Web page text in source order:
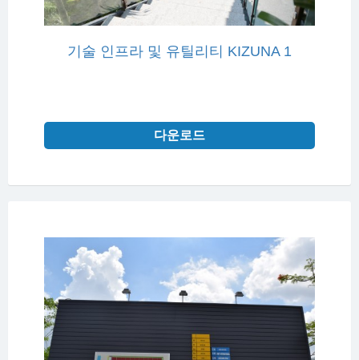
기술 인프라 및 유틸리티 KIZUNA 1
다운로드